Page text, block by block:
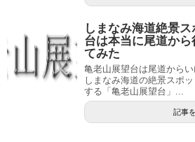
しまなみ海道絶景
台は本当に尾道か
てみた
亀老山展望台は尾道から
しまなみ海道の絶景スポ
する「亀老山展望台」...
記事